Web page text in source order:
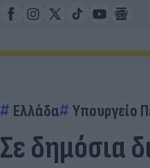
Ελλάδα Υπουργείο
Σε δημόσια